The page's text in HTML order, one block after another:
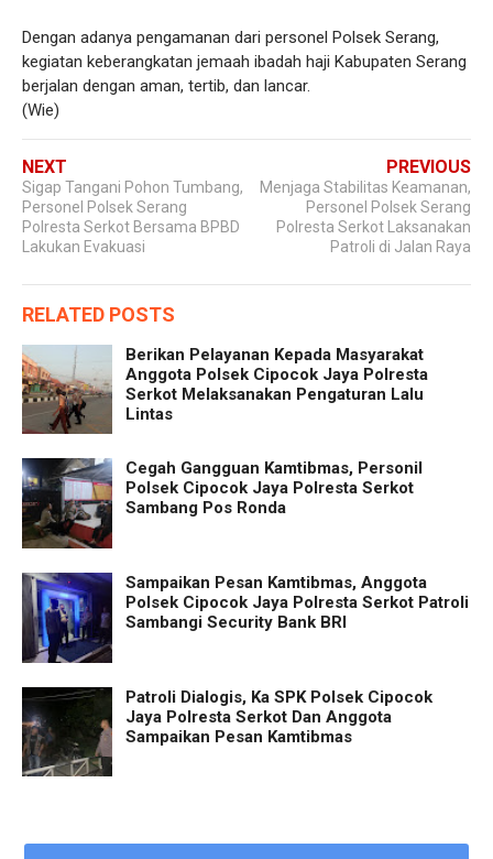
Dengan adanya pengamanan dari personel Polsek Serang,
kegiatan keberangkatan jemaah ibadah haji Kabupaten Serang
berjalan dengan aman, tertib, dan lancar.
(Wie)
NEXT
Sigap Tangani Pohon Tumbang,
Personel Polsek Serang
Polresta Serkot Bersama BPBD
Lakukan Evakuasi
PREVIOUS
Menjaga Stabilitas Keamanan,
Personel Polsek Serang
Polresta Serkot Laksanakan
Patroli di Jalan Raya
RELATED POSTS
Berikan Pelayanan Kepada Masyarakat
Anggota Polsek Cipocok Jaya Polresta
Serkot Melaksanakan Pengaturan Lalu
Lintas
Cegah Gangguan Kamtibmas, Personil
Polsek Cipocok Jaya Polresta Serkot
Sambang Pos Ronda
Sampaikan Pesan Kamtibmas, Anggota
Polsek Cipocok Jaya Polresta Serkot Patroli
Sambangi Security Bank BRI
Patroli Dialogis, Ka SPK Polsek Cipocok
Jaya Polresta Serkot Dan Anggota
Sampaikan Pesan Kamtibmas